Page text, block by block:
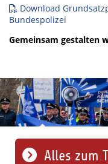
Download
Bundespolizei
Gemeinsam gestalten
Alles zum